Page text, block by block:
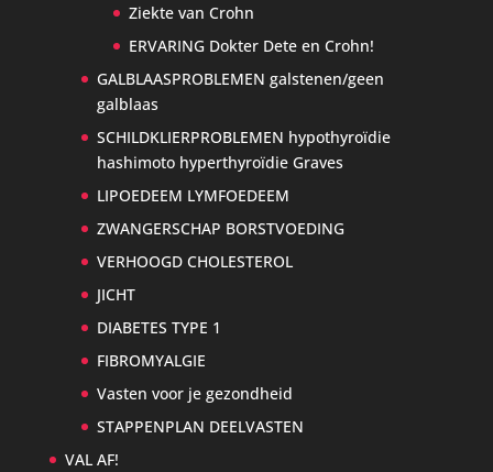
Ziekte van Crohn
ERVARING Dokter Dete en Crohn!
GALBLAASPROBLEMEN galstenen/geen
galblaas
SCHILDKLIERPROBLEMEN hypothyroïdie
hashimoto hyperthyroïdie Graves
LIPOEDEEM LYMFOEDEEM
ZWANGERSCHAP BORSTVOEDING
VERHOOGD CHOLESTEROL
JICHT
DIABETES TYPE 1
FIBROMYALGIE
Vasten voor je gezondheid
STAPPENPLAN DEELVASTEN
VAL AF!